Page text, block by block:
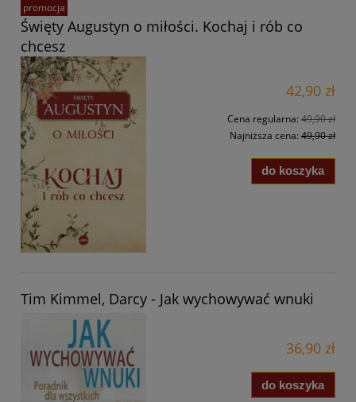
Święty Augustyn o miłości. Kochaj i rób co
chcesz
42,90 zł
Cena regularna: 49,90 zł
Najniższa cena: 49,90 zł
do koszyka
promocja
Tim Kimmel, Darcy - Jak wychowywać wnuki
36,90 zł
do koszyka